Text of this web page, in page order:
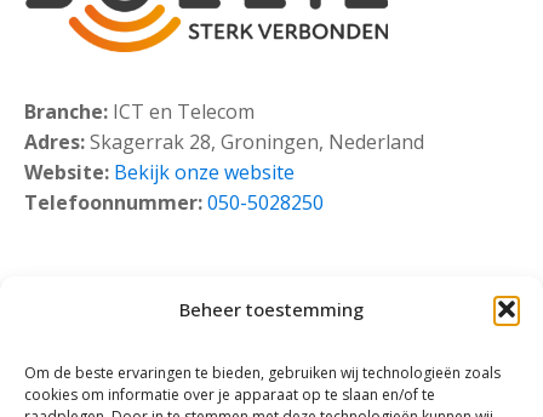
Beheer toestemming
Om de beste ervaringen te bieden, gebruiken wij technologieën zoals
cookies om informatie over je apparaat op te slaan en/of te
Branche: ICT en Telecom
Adres:Skagerrak 28, Groningen, Nederland
Website: Bekijk onze website
Telefoonnummer:050-5028250